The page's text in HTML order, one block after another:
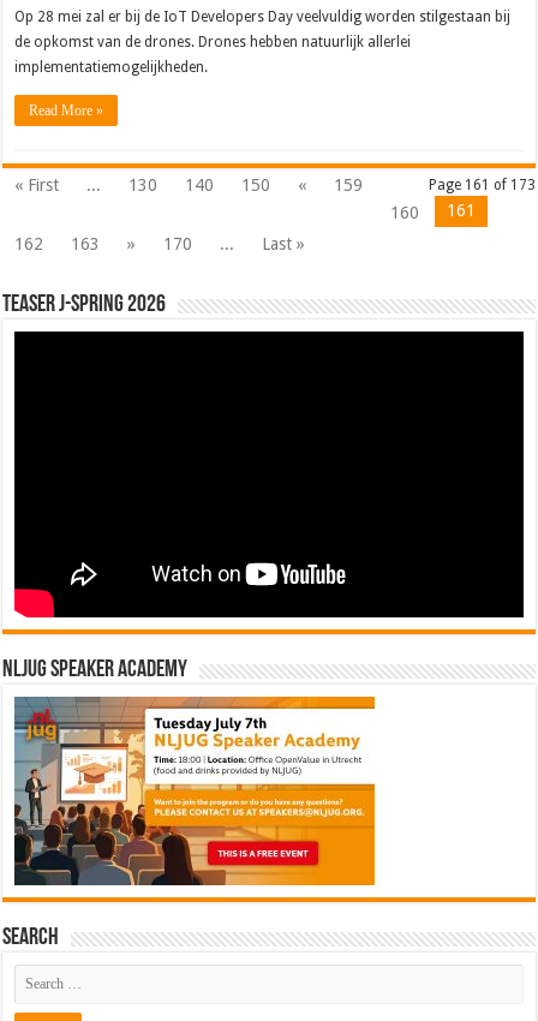
Op 28 mei zal er bij de IoT Developers Day veelvuldig worden stilgestaan bij
de opkomst van de drones. Drones hebben natuurlijk allerlei
implementatiemogelijkheden.
Read More »
Page 161 of 173
« First ... 130 140 150 «
159
160
161
162
163 » 170 ... Last »
Teaser J-Spring 2026
NLJUG Speaker Academy
Search